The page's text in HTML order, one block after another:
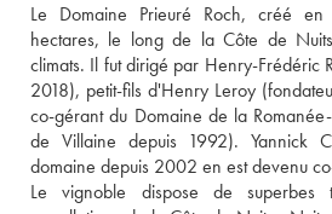
Le Domaine Prieuré Roch, créé
hectares, le long de la Côte de
climats. Il fut dirigé par Henry-Frédéric
2018), petit-fils d'Henry Leroy
co-gérant du Domaine de la
de Villaine depuis 1992). Yannick
domaine depuis 2002 en est devenu
Le vignoble dispose de superbes